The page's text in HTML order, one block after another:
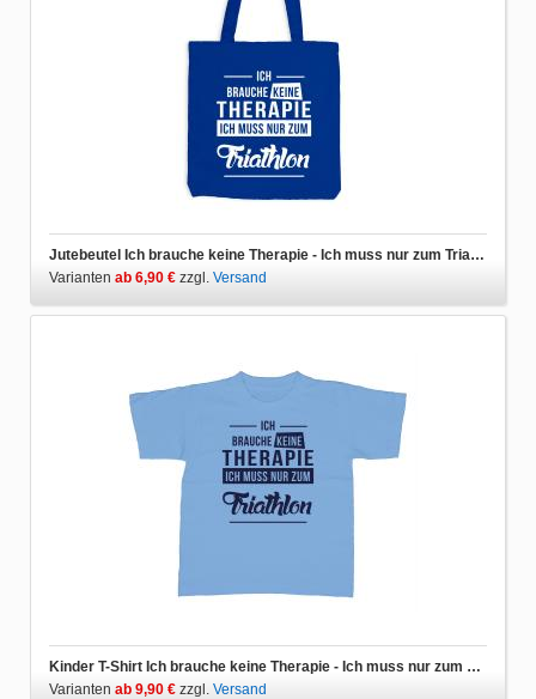
Jutebeutel Ich brauche keine Therapie - Ich muss nur zum Triathlon
Varianten ab 6,90 € zzgl. Versand
Kinder T-Shirt Ich brauche keine Therapie - Ich muss nur zum Triathlon
Varianten ab 9,90 € zzgl. Versand